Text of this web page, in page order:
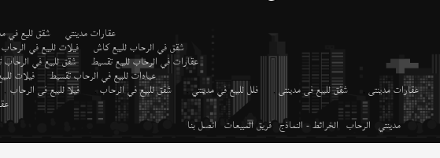
عقارات مدينتي شقق لليع في
شقق في الرحاب للبيع كاش فيلات للبيع في
عقارات في الرحاب للبيع تقسيط شقق للبيع في
عيادات للبيع في الرحاب تقسيط فيلات
عقارات مدينتى شقق للبيع فى مدينتى , فلل للبيع في مدينتي, شقق للبيع في الرحاب فيلا للبيع فى الرحاب ,
مدينتي الرحاب الخرائط - النماذج فريق المبيعات اتصل بنا